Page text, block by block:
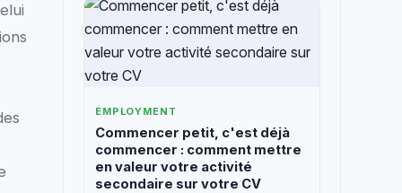
EMPLOYMENT
Commencer petit, c'est déjà
commencer : comment mettre
en valeur votre activité
secondaire sur votre CV